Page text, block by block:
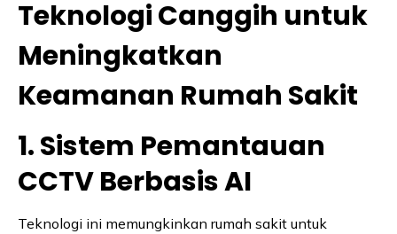
Teknologi Canggih untuk
Meningkatkan
Keamanan Rumah Sakit
1. Sistem Pemantauan
CCTV Berbasis AI
Teknologi ini memungkinkan rumah sakit untuk